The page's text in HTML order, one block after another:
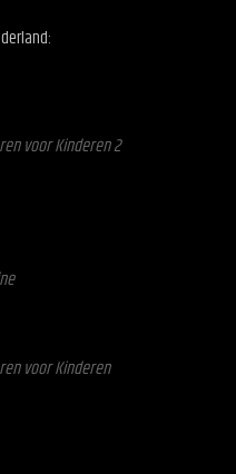
voor Kinderen 2
voor Kinderen